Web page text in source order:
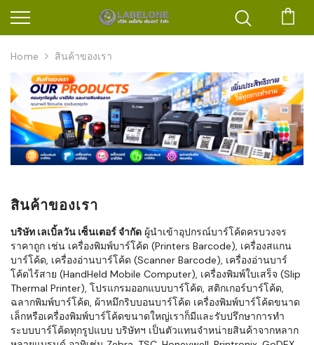
Home สินค้าของเรา
สินค้าของเรา
บริษัท เลเบิ้ลวัน เซ็นเตอร์ จำกัด ผู้นำเข้าอุปกรณ์บาร์โค้ดครบวงจร
ราคาถูก เช่น เครื่องพิมพ์บาร์โค้ด (Printers Barcode), เครื่องสแกน
บาร์โค้ด, เครื่องอ่านบาร์โค้ด (Scanner Barcode), เครื่องอ่านบาร์
โค้ดไร้สาย (HandHeld Mobile Computer), เครื่องพิมพ์ใบเสร็จ (Slip
Thermal Printer), โปรแกรมออกแบบบาร์โค้ด, สติกเกอร์บาร์โค้ด,
ฉลากพิมพ์บาร์โค้ด, ผ้าหมึกริบบอนบาร์โค้ด เครื่องพิมพ์บาร์โค้ดขนาด
เล็กหรือเครื่องพิมพ์บาร์โค้ดขนาดใหญ่เราก็มีและรับปรึกษาการทำ
ระบบบาร์โค้ดทุกรูปแบบ บริษัทฯ เป็นตัวแทนจำหน่ายสินค้าจากหลาก